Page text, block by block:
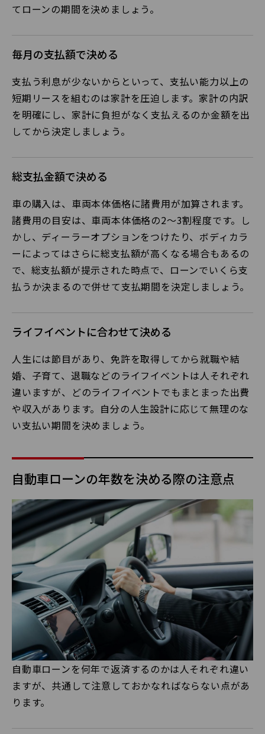
てローンの期間を決めましょう。
毎月の支払額で決める
支払う利息が少ないからといって、支払い能力以上の
短期リースを組むのは家計を圧迫します。家計の内訳
を明確にし、家計に負担がなく支払えるのか金額を出
してから決定しましょう。
総支払金額で決める
車の購入は、車両本体価格に諸費用が加算されます。
諸費用の目安は、車両本体価格の2〜3割程度です。し
かし、ディーラーオプションをつけたり、ボディカラ
ーによってはさらに総支払額が高くなる場合もあるの
で、総支払額が提示された時点で、ローンでいくら支
払うか決まるので併せて支払期間を決定しましょう。
ライフイベントに合わせて決める
人生には節目があり、免許を取得してから就職や結
婚、子育て、退職などのライフイベントは人それぞれ
違いますが、どのライフイベントでもまとまった出費
や収入があります。自分の人生設計に応じて無理のな
い支払い期間を決めましょう。
自動車ローンの年数を決める際の注意点
自動車ローンを何年で返済するのかは人それぞれ違い
ますが、共通して注意しておかなればならない点があ
ります。